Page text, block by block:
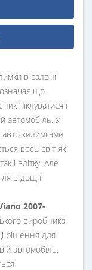
в салоні
що
піклуватися і
автомобіль. У
килимками
весь світ як
і влітку. Але
в дощ і
2007-
виробника
рішення для
автомобіль.